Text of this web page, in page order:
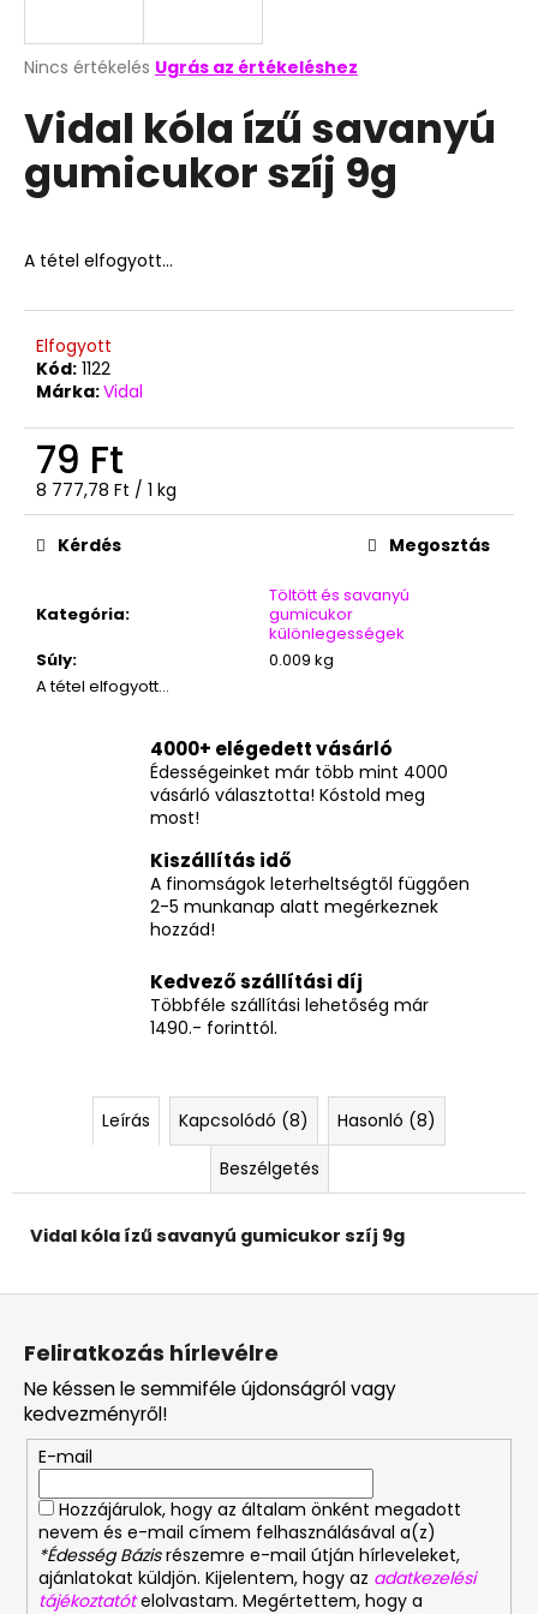
A
átlagos
értékelése
ből
0,0
Nincs értékelés Ugrás az értékeléshez
Vidal kóla ízű savanyú
gumicukor szíj 9g
A tétel elfogyott…
Elfogyott
Kód: 1122
Márka:Vidal
79 Ft
Egységár:
8 777,78 Ft / 1 kg
Kategória:
Töltött és savanyú
gumicukor
különlegességek
Súly:
0.009 kg
A tétel elfogyott…
Kérdés Megosztás
4000+ elégedett vásárló
Édességeinket már több mint 4000
vásárló választotta! Kóstold meg
most!
Kiszállítás idő
A finomságok leterheltségtől függően
2-5 munkanap alatt megérkeznek
hozzád!
Kedvező szállítási díj
Többféle szállítási lehetőség már
1490.- forinttól.
Leírás Kapcsolódó (8)
Hasonló (8)
Beszélgetés
Vidal kóla ízű savanyú gumicukor szíj 9g
A
á
n
l
j
k
WAFERS
TEJKRÉMES
NÁPOLYI
490
Ft
Feliratkozás hírlevélre
Ne késsen le semmiféle újdonságról vagy
kedvezményről!
E-mail
Hozzájárulok, hogy az általam önként megadott
nevem és e-mail címem felhasználásával a(z)
*Édesség Bázisrészemre e-mail útján hírleveleket,
ajánlatokat küldjön. Kijelentem, hogy az adatkezelési
tájékoztatót elolvastam. Megértettem, hogy a